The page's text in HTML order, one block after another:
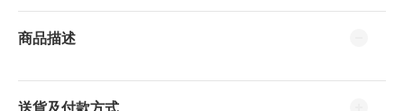
商品描述
送貨及付款方式